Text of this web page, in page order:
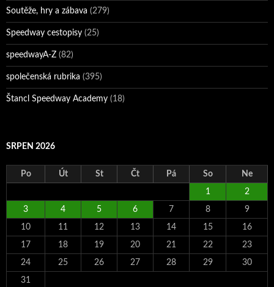
Soutěže, hry a zábava (279)
Speedway cestopisy (25)
speedwayA-Z (82)
společenská rubrika (395)
Štancl Speedway Academy (18)
SRPEN 2026
Po Út St Čt Pá So Ne
1 2
3 4 5 6 7 8 9
10 11 12 13 14 15 16
17 18 19 20 21 22 23
24 25 26 27 28 29 30
31